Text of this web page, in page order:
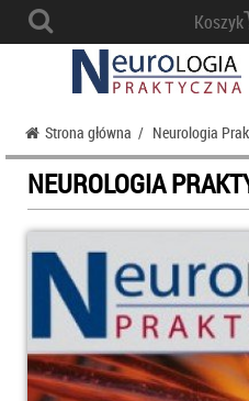
Koszyk
Strona główna / Neurologia
NEUROLOGIA